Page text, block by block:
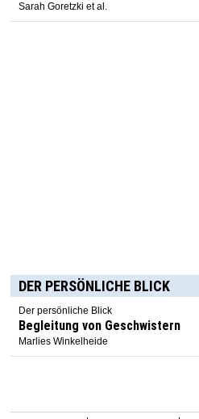
Sarah Goretzki et al.
DER PERSÖNLICHE BLICK
Der persönliche Blick
Begleitung von Geschwistern
Marlies Winkelheide